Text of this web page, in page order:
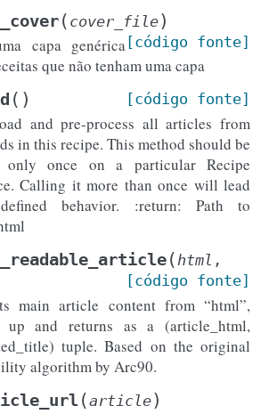
( cover_file)
[código fonte]
capa genérica
que não tenham uma capa
( ) [código fonte]
and pre-process all articles from
in this recipe. This method should be
only once on a particular Recipe
Calling it more than once will lead
behavior. :return: Path to
( html ,
[código fonte]
main article content from “html”,
up and returns as a (article_html,
tuple. Based on the original
algorithm by Arc90.
(article)